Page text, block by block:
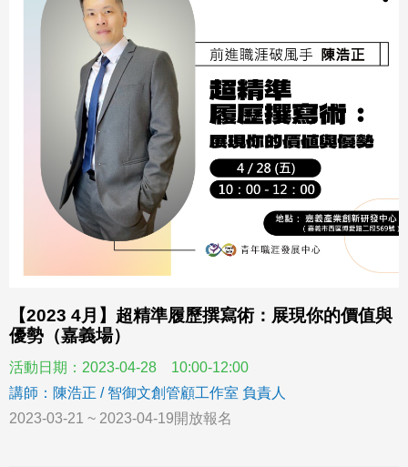
【2023 4月】超精準履歷撰寫術：展現你的價值與
優勢（嘉義場）
活動日期：2023-04-28 10:00-12:00
講師：陳浩正 / 智御文創管顧工作室 負責人
2023-03-21 ~ 2023-04-19開放報名